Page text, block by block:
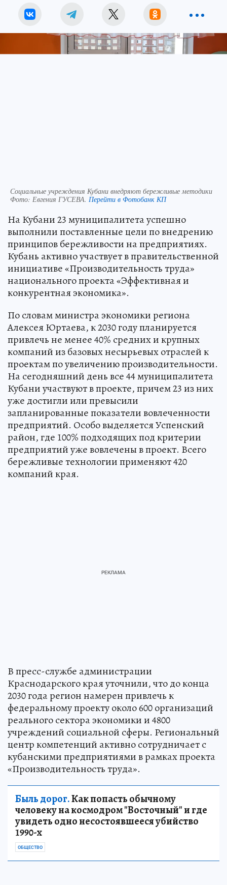
Социальные учреждения Кубани внедряют бережливые методики
Фото: Евгения ГУСЕВА. Перейти в Фотобанк КП
На Кубани 23 муниципалитета успешно
выполнили поставленные цели по внедрению
принципов бережливости на предприятиях.
Кубань активно участвует в правительственной
инициативе «Производительность труда»
национального проекта «Эффективная и
конкурентная экономика».
По словам министра экономики региона
Алексея Юртаева, к 2030 году планируется
привлечь не менее 40% средних и крупных
компаний из базовых несырьевых отраслей к
проектам по увеличению производительности.
На сегодняшний день все 44 муниципалитета
Кубани участвуют в проекте, причем 23 из них
уже достигли или превысили
запланированные показатели вовлеченности
предприятий. Особо выделяется Успенский
район, где 100% подходящих под критерии
предприятий уже вовлечены в проект. Всего
бережливые технологии применяют 420
компаний края.
В пресс-службе администрации
Краснодарского края уточнили, что до конца
2030 года регион намерен привлечь к
федеральному проекту около 600 организаций
реального сектора экономики и 4800
учреждений социальной сферы. Региональный
центр компетенций активно сотрудничает с
кубанскими предприятиями в рамках проекта
«Производительность труда».
Быль дорог.Как попасть обычному
человеку на космодром "Восточный" и где
увидеть одно несостоявшееся убийство
1990-х
ОБЩЕСТВО